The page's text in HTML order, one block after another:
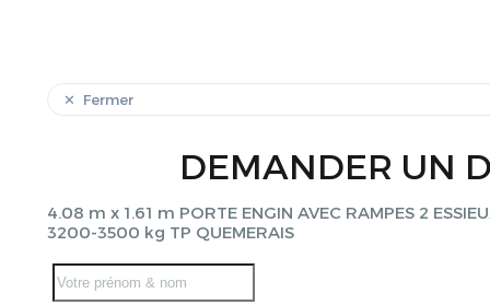
Fermer
DEMANDER UN
4.08 m x 1.61 m PORTE ENGIN AVEC RAMPES 2
3200-3500 kg TP QUEMERAIS